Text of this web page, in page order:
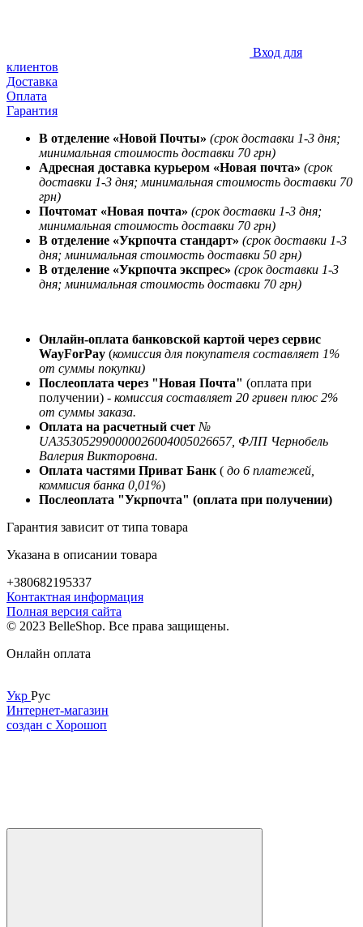
Вход для
клиентов
Доставка
Оплата
Гарантия
В отделение «Новой Почты» (срок доставки 1-3 дня;
минимальная стоимость доставки 70 грн)
Адресная доставка курьером «Новая почта» (срок
доставки 1-3 дня; минимальная стоимость доставки 70
грн)
Почтомат «Новая почта» (срок доставки 1-3 дня;
минимальная стоимость доставки 70 грн)
В отделение «Укрпочта стандарт» (срок доставки 1-3
дня; минимальная стоимость доставки 50 грн)
В отделение «Укрпочта экспрес» (срок доставки 1-3
дня; минимальная стоимость доставки 70 грн)
Онлайн-оплата банковской картой через сервис
WayForPay (комиссия для покупателя составляет 1%
от суммы покупки)
Послеоплата через "Новая Почта" (оплата при
получении) - комиссия составляет 20 гривен плюс 2%
от суммы заказа.
Оплата на расчетный счет №
UA353052990000026004005026657, ФЛП Чернобель
Валерия Викторовна.
Оплата частями Приват Банк ( до 6 платежей,
коммисия банка 0,01%)
Послеоплата "Укрпочта" (оплата при получении)
Гарантия зависит от типа товара
Указана в описании товара
+380682195337
Контактная информация
Полная версия сайта
© 2023 BelleShop. Все права защищены.
Онлайн оплата
Укр Рус
Интернет-магазин
создан с Хорошоп